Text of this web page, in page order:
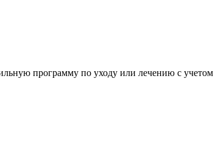
программу по уходу или лечению с учетом